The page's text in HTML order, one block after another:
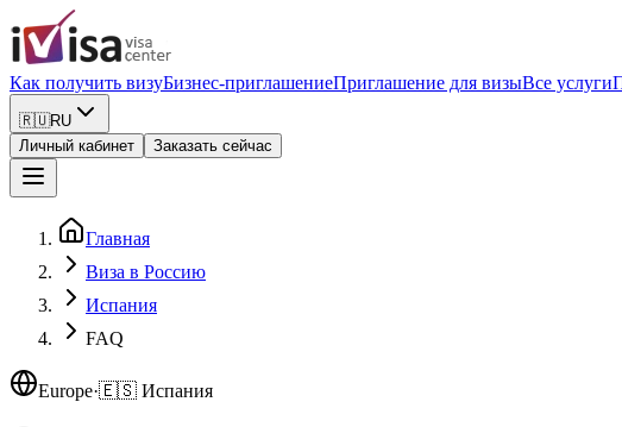
Как получить визуБизнес-приглашениеПриглашение для визыВсе услуги
🇷🇺RU
Личный кабинет
Заказать сейчас
Главная
Виза в Россию
Испания
FAQ
Europe·🇪🇸 Испания